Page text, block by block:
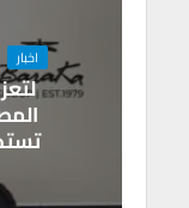
اخبار